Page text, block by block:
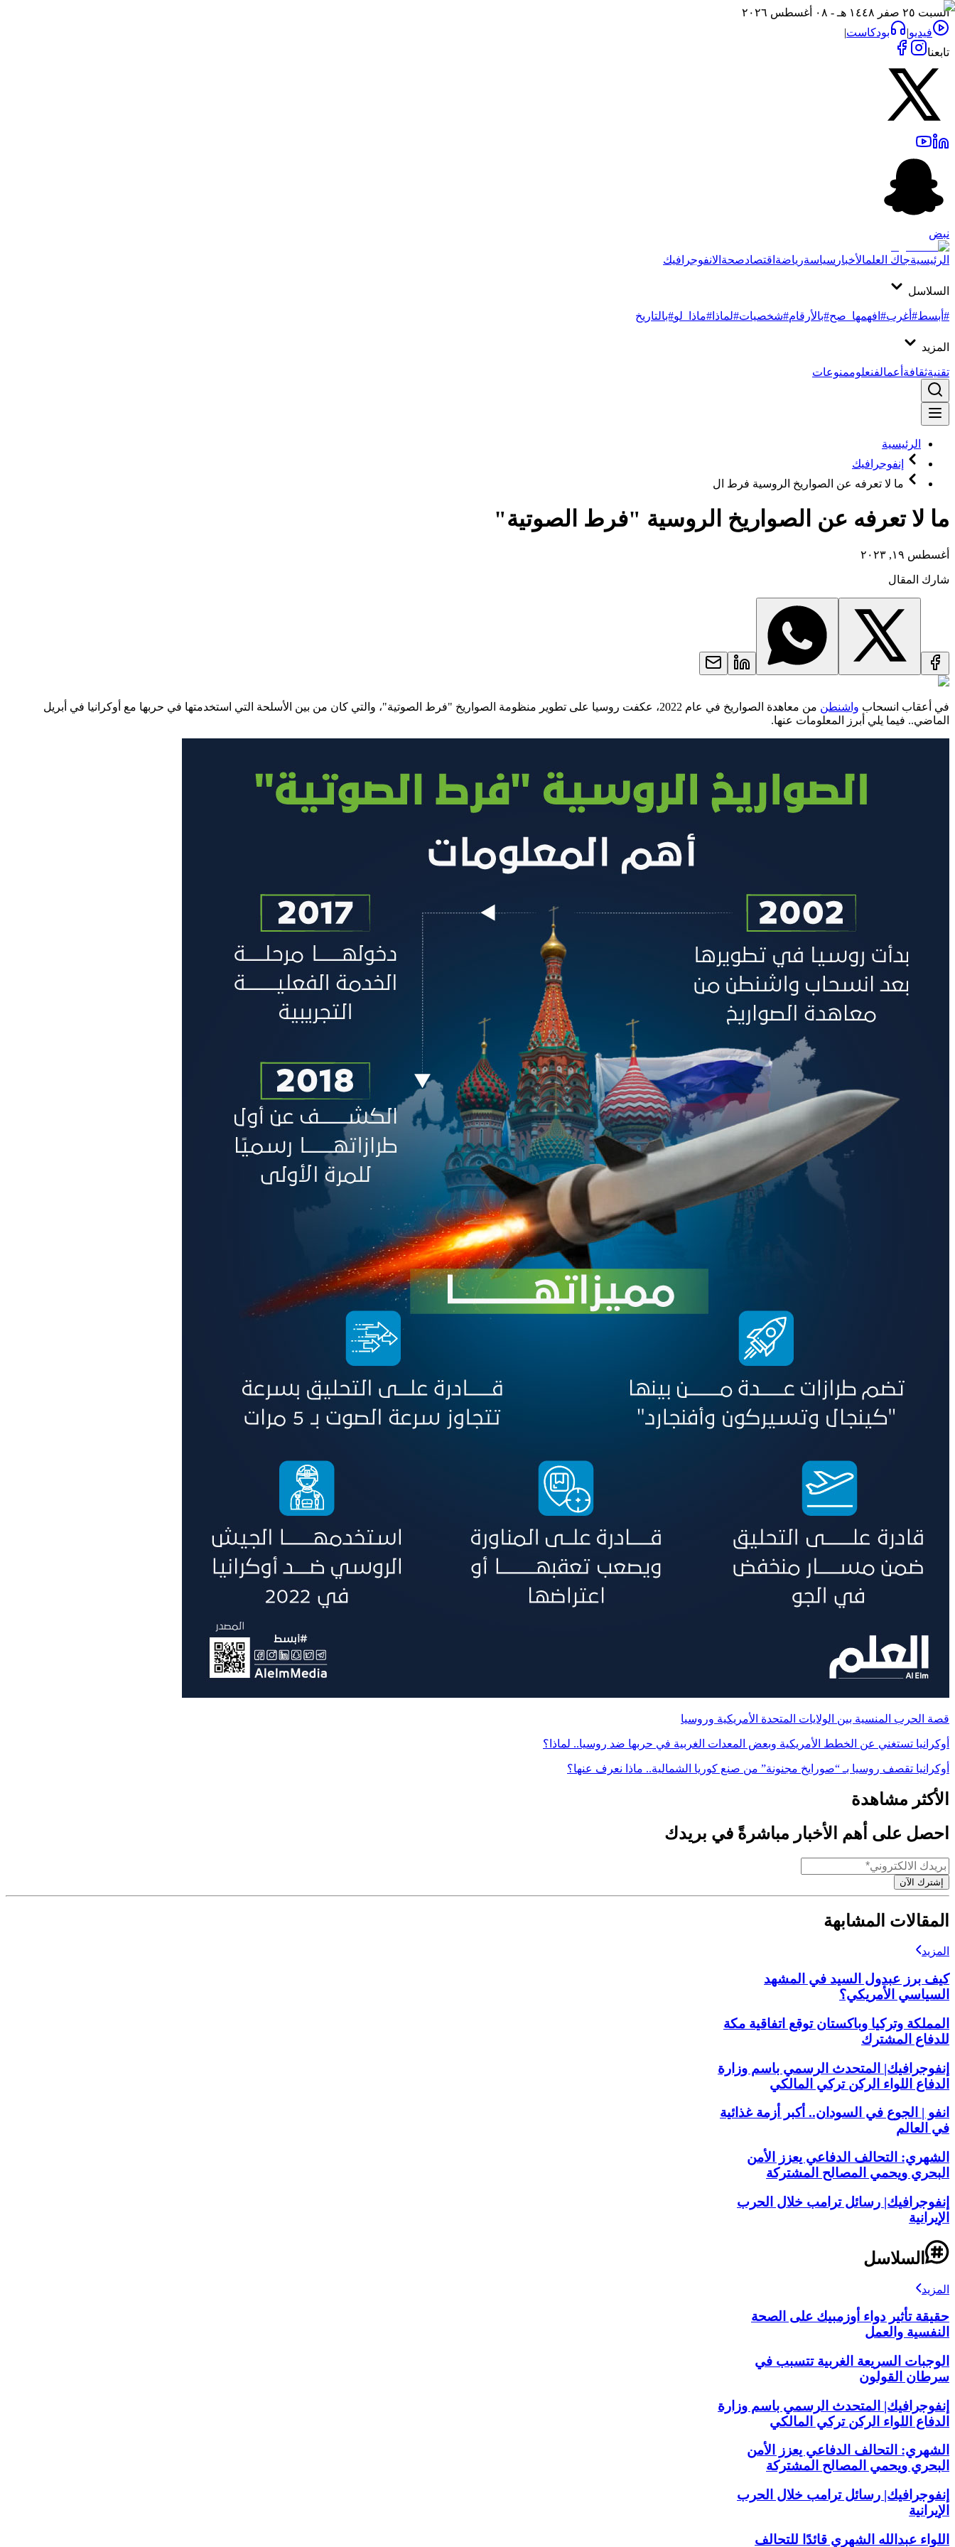
السبت ٢٥ صفر ١٤٤٨ هـ - ٠٨ أغسطس ٢٠٢٦
فيديو| بودكاست|
تابعنا
نبض
الرئيسيةجاك العلمالأخبار سياسةرياضة اقتصادصحة الانفوجرافيك
السلاسل
#أبسط#أغرب#افهمها_صح#بالأرقام#شخصيات#لماذا #ماذا_لو#بالتاريخ
المزيد
تقنيةثقافة أعمالفنعلوممنوعات
الرئيسية
إنفوجرافيك
ما لا تعرفه عن الصواريخ الروسية فرط ال
ما لا تعرفه عن الصواريخ الروسية "فرط الصوتية"
أغسطس ١٩, ٢٠٢٣
شارك المقال
في أعقاب انسحاب واشنطن
من معاهدة الصواريخ في عام 2022، عكفت روسيا على تطوير منظومة الصواريخ "فرط الصوتية"، والتي كان من بين الأسلحة التي استخدمتها في حربها مع أوكرانيا في أبريل
الماضي.. فيما يلي أبرز المعلومات عنها.
قصة الحرب المنسية بين الولايات المتحدة الأمريكية وروسيا
أوكرانيا تستغني عن الخطط الأمريكية وبعض المعدات الغربية في حربها ضد روسيا.. لماذا؟
أوكرانيا تقصف روسيا بـ “صورايخ مجنونة” من صنع كوريا الشمالية.. ماذا نعرف عنها؟
الأكثر مشاهدة
احصل على أهم الأخبار مباشرةً في بريدك
إشترك الآن
المقالات المشابهة
المزيد
كيف برز عبدول السيد في المشهد
السياسي الأمريكي؟
المملكة وتركيا وباكستان توقع اتفاقية مكة
للدفاع المشترك
إنفوجرافيك| المتحدث الرسمي باسم وزارة
الدفاع اللواء الركن تركي المالكي
انفو | الجوع في السودان.. أكبر أزمة غذائية
في العالم
الشهري: التحالف الدفاعي يعزز الأمن
البحري ويحمي المصالح المشتركة
إنفوجرافيك| رسائل ترامب خلال الحرب
الإيرانية
السلاسل
المزيد
حقيقة تأثير دواء أوزمبيك على الصحة
النفسية والعمل
الوجبات السريعة الغربية تتسبب في
سرطان القولون
إنفوجرافيك| المتحدث الرسمي باسم وزارة
الدفاع اللواء الركن تركي المالكي
الشهري: التحالف الدفاعي يعزز الأمن
البحري ويحمي المصالح المشتركة
إنفوجرافيك| رسائل ترامب خلال الحرب
الإيرانية
اللواء عبدالله الشهري قائدًا للتحالف